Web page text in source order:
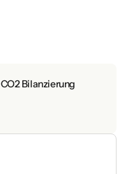
CO2 Bilanzierung